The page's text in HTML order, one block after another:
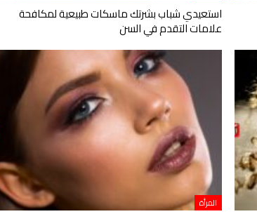
استعيدي شباب بشرتك ماسكات طبيعية لمكافحة
علامات التقدم في السن
المرأة